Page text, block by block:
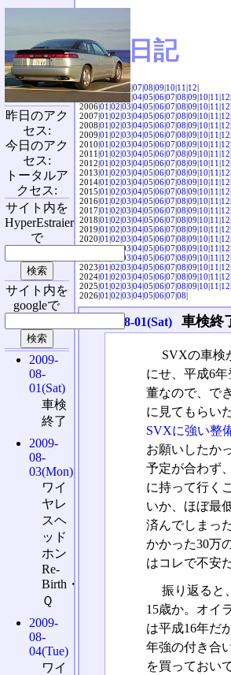
SVX日記
2004|04|05|06|07|08|09|10|11|12|
|04|05|06|07|08|09|10|11|12|
2006|01|02|03|04|05|06|07|08|09|10|11|12|
2007|01|02|03|04|05|06|07|08|09|10|11|12|
2008|01|02|03|04|05|06|07|08|09|10|11|12|
2009|01|02|03|04|05|06|07|08|09|10|11|12|
2010|01|02|03|04|05|06|07|08|09|10|11|12|
2011|01|02|03|04|05|06|07|08|09|10|11|12|
2012|01|02|03|04|05|06|07|08|09|10|11|12|
2013|01|02|03|04|05|06|07|08|09|10|11|12|
2014|01|02|03|04|05|06|07|08|09|10|11|12|
2015|01|02|03|04|05|06|07|08|09|10|11|12|
2016|01|02|03|04|05|06|07|08|09|10|11|12|
2017|01|02|03|04|05|06|07|08|09|10|11|12|
2018|01|02|03|04|05|06|07|08|09|10|11|12|
2019|01|02|03|04|05|06|07|08|09|10|11|12|
2020|01|02|03|04|05|06|07|08|09|10|11|12|
2021|01|02|03|04|05|06|07|08|09|10|11|12|
03|04|05|06|07|08|09|10|11|12|
2023|01|02|03|04|05|06|07|08|09|10|11|12|
2024|01|02|03|04|05|06|07|08|09|10|11|12|
2025|01|02|03|04|05|06|07|08|09|10|11|12|
2026|01|02|03|04|05|06|07|08|
2009-08-01(Sat) 車検終
SVXの車検
にせ、平成6
董なので、で
に見てもらい
SVXに強い整
お願いしたか
予定が合わず
に持って行く
いか、ほぼ最
済んでしまっ
かかった30万
はコレで不安
振り返ると
15歳か。オイ
は平成16年だ
年強の付き合
を買っておい
昨日のアク
セス:
今日のアク
セス:
トータルア
クセス:
サイト内を
HyperEstraier
で
サイト内を
googleで
2009-
08-
01(Sat)
車検
終了
2009-
08-
03(Mon)
ワイ
ヤレ
スヘ
ッド
ホン
Re-
Birth・
Ｑ
2009-
08-
04(Tue)
ワイ